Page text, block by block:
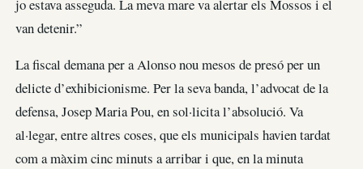
jo estava asseguda. La meva mare va alertar els Mossos i el
van detenir.”
La fiscal demana per a Alonso nou mesos de presó per un
delicte d’exhibicionisme. Per la seva banda, l’advocat de la
defensa, Josep Maria Pou, en sol·licita l’absolució. Va
al·legar, entre altres coses, que els municipals havien tardat
com a màxim cinc minuts a arribar i que, en la minuta